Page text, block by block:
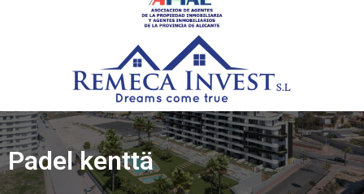
Padel kenttä